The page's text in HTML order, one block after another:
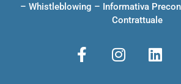
– Whistleblowing – Informativa
Contrattuale